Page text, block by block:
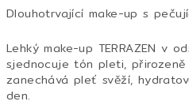
Dlouhotrvající make-up s
Lehký make-up TERRAZEN v
sjednocuje tón pleti,
zanechává pleť svěží,
den.